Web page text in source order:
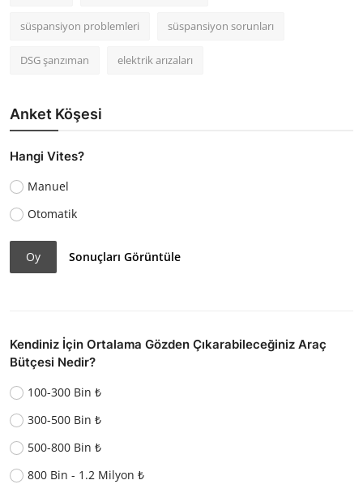
süspansiyon problemleri süspansiyon sorunları
DSG şanzıman elektrik arızaları
Anket Köşesi
Hangi Vites?
Manuel
Otomatik
Oy Sonuçları Görüntüle
Kendiniz İçin Ortalama Gözden Çıkarabileceğiniz Araç
Bütçesi Nedir?
100-300 Bin ₺
300-500 Bin ₺
500-800 Bin ₺
800 Bin - 1.2 Milyon ₺